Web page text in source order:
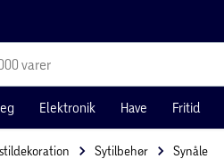
varer
Elektronik Have Fritid
Sytilbehør Synåle